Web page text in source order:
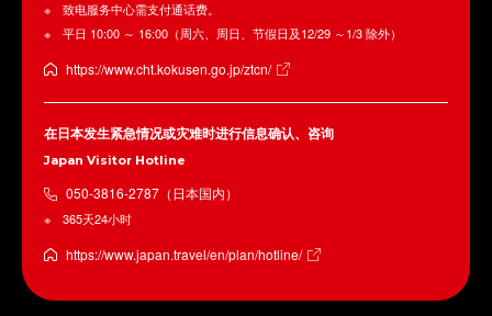
致电服务中心需支付通话费。
平日 10:00 ～ 16:00（周六、周日、节假日及12/29 ～1/3 除外）
https://www.cht.kokusen.go.jp/ztcn/
在日本发生紧急情况或灾难时进行信息确认、咨询
Japan Visitor Hotline
050-3816-2787（日本国内）
365天24小时
https://www.japan.travel/en/plan/hotline/